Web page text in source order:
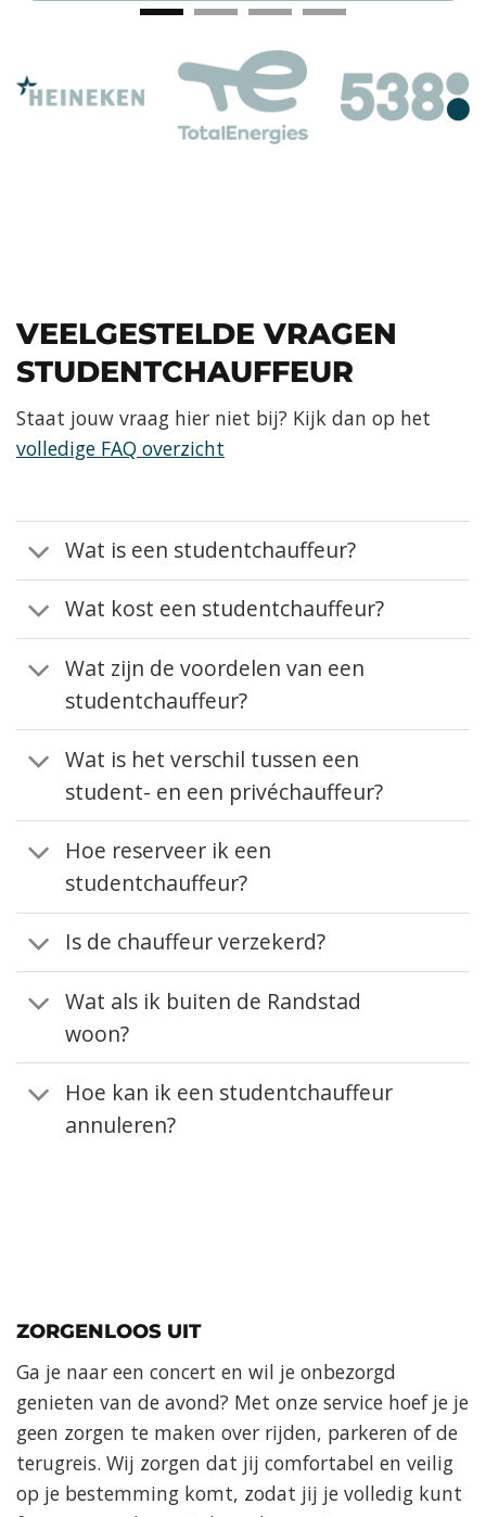
VEELGESTELDE VRAGEN
STUDENTCHAUFFEUR
Staat jouw vraag hier niet bij? Kijk dan op het
volledige FAQ overzicht
Wat is een studentchauffeur?
Wat kost een studentchauffeur?
Wat zijn de voordelen van een
studentchauffeur?
Wat is het verschil tussen een
student- en een privéchauffeur?
Hoe reserveer ik een
studentchauffeur?
Is de chauffeur verzekerd?
Wat als ik buiten de Randstad
woon?
Hoe kan ik een studentchauffeur
annuleren?
ZORGENLOOS UIT
Ga je naar een concert en wil je onbezorgd
genieten van de avond? Met onze service hoef je je
geen zorgen te maken over rijden, parkeren of de
terugreis. Wij zorgen dat jij comfortabel en veilig
op je bestemming komt, zodat jij je volledig kunt